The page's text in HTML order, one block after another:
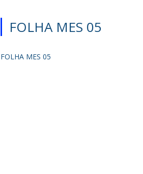
FOLHA MES 05
FOLHA MES 05